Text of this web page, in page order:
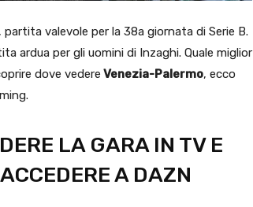
, partita valevole per la 38a giornata di Serie B.
ardua per gli uomini di Inzaghi. Quale miglior
dove vedere Venezia-Palermo, ecco
LA GARA IN TV E
A DAZN